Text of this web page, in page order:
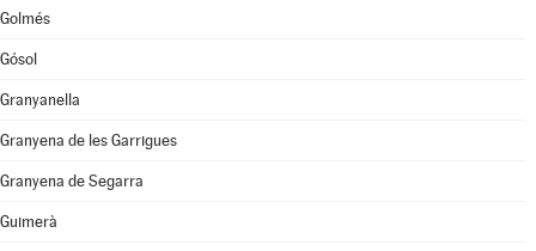
Golmés
Gósol
Granyanella
Granyena de les Garrigues
Granyena de Segarra
Guimerà